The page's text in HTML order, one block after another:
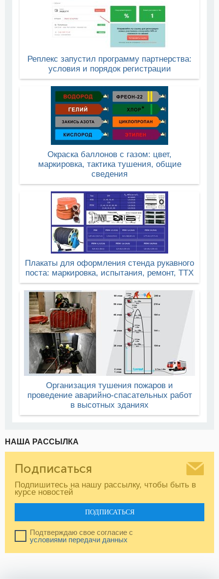
Реплекс запустил программу партнерства:
условия и порядок регистрации
Окраска баллонов с газом: цвет,
маркировка, тактика тушения, общие
сведения
Плакаты для оформления стенда рукавного
поста: маркировка, испытания, ремонт, ТТХ
Организация тушения пожаров и
проведение аварийно-спасательных работ
в высотных зданиях
НАША РАССЫЛКА
Подписаться
Подпишитесь на нашу рассылку, чтобы быть в
курсе новостей
ПОДПИСАТЬСЯ
Подтверждаю свое согласие с
условиями передачи данных